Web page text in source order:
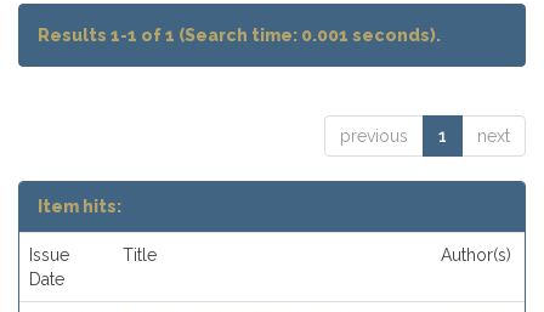
Results 1-1 of 1 (Search time: 0.001 seconds).
previous 1 next
Item hits:
Issue
Date
Title Author(s)